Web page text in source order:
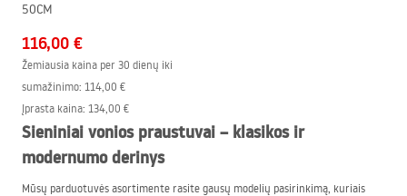
50CM
116,00 €
Žemiausia kaina per 30 dienų iki
sumažinimo: 114,00 €
Įprasta kaina: 134,00 €
Sieniniai vonios praustuvai – klasikos ir
modernumo derinys
Mūsų parduotuvės asortimente rasite gausų modelių pasirinkimą, kuriais